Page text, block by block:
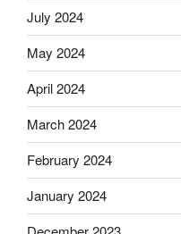
July 2024
May 2024
April 2024
March 2024
February 2024
January 2024